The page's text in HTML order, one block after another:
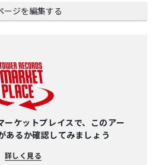
ージを編集する
ーケットプレイスで、このアー
あるか確認してみましょう
詳しく見る